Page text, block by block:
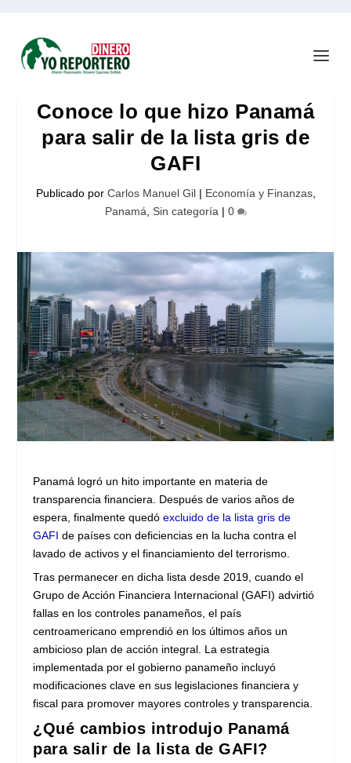
Conoce lo que hizo Panamá
para salir de la lista gris de
GAFI
Publicado por Carlos Manuel Gil| Economía y Finanzas,
Panamá
Sin categoría | 0
Panamá logró un hito importante en materia de
transparencia financiera. Después de varios años de
espera, finalmente quedóexcluido de la lista gris de
GAFI de países con deficiencias en la lucha contra el
lavado de activos y el financiamiento del terrorismo.
Tras permanecer en dicha lista desde 2019, cuando el
Grupo de Acción Financiera Internacional (GAFI) advirtió
fallas en los controles panameños, el país
centroamericano emprendió en los últimos años un
ambicioso plan de acción integral. La estrategia
implementada por el gobierno panameño incluyó
modificaciones clave en sus legislaciones financiera y
fiscal para promover mayores controles y transparencia.
¿Qué cambios introdujo Panamá
para salir de la lista de GAFI?